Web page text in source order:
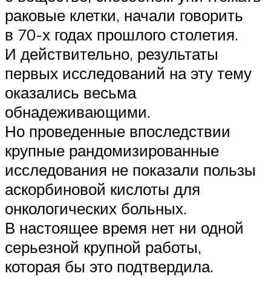
раковые клетки, начали говорить
в 70-х годах прошлого столетия.
И действительно, результаты
первых исследований на эту тему
оказались весьма
обнадеживающими.
Но проведенные впоследствии
крупные рандомизированные
исследования не показали пользы
аскорбиновой кислоты для
онкологических больных.
В настоящее время нет ни одной
серьезной крупной работы,
которая бы это подтвердила.